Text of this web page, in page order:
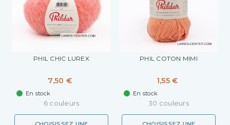
PHIL CHIC LUREX
7,50 €
En stock
6 couleurs
PHIL COTON MIMI
1,55 €
En stock
30 couleurs